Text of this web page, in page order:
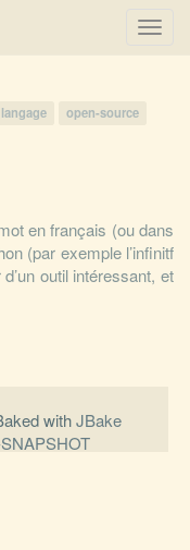
langage
open-source
en français (ou dans
(par exemple l’infinitf
outil intéressant, et
withJBake